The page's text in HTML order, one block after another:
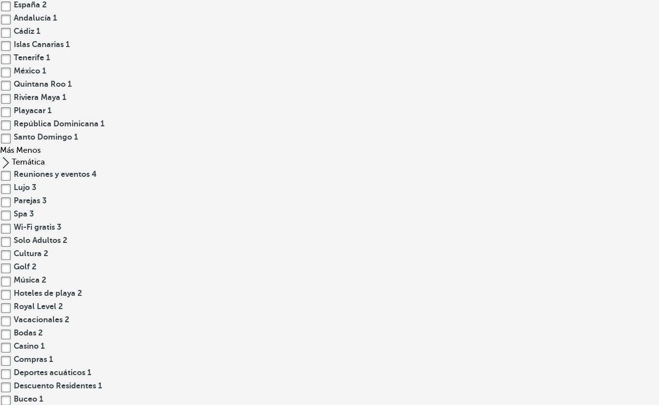
España 2
Andalucía 1
Cádiz 1
Islas Canarias 1
Tenerife 1
México 1
Quintana Roo 1
Riviera Maya 1
Playacar 1
República Dominicana 1
Santo Domingo 1
Más Menos
Temática
Reuniones y eventos 4
Lujo 3
Parejas 3
Spa 3
Wi-Fi gratis 3
Solo Adultos 2
Cultura 2
Golf 2
Música 2
Hoteles de playa 2
Royal Level 2
Vacacionales 2
Bodas 2
Casino 1
Compras 1
Deportes acuáticos 1
Descuento Residentes 1
Buceo 1